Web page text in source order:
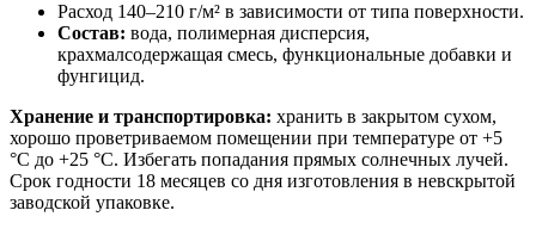
Расход 140–210 г/м² в зависимости от типа поверхности.
Состав: вода, полимерная дисперсия,
крахмалсодержащая смесь, функциональные добавки и
фунгицид.
Хранение и транспортировка: хранить в закрытом сухом,
хорошо проветриваемом помещении при температуре от +5
°С до +25 °С. Избегать попадания прямых солнечных лучей.
Срок годности 18 месяцев со дня изготовления в невскрытой
заводской упаковке.